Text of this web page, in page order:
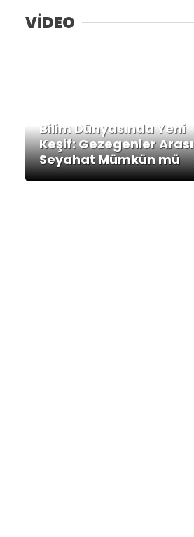
VİDEO
Bilim Dünyasında Yeni
Keşif: Gezegenler Arası
Seyahat Mümkün mü